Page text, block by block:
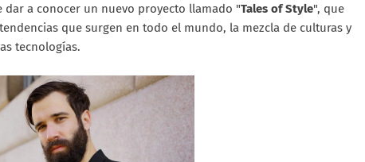
dar a conocer un nuevo proyecto llamado "Tales of Style", que
que surgen en todo el mundo, la mezcla de culturas y
tecnologías.